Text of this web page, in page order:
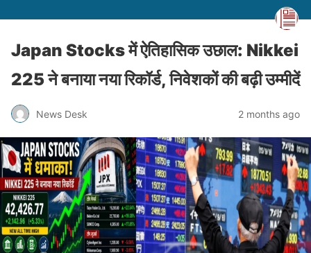
Japan Stocks में ऐतिहासिक उछाल: Nikkei
225 ने बनाया नया रिकॉर्ड, निवेशकों की बढ़ी उम्मीदें
News Desk 2 months ago